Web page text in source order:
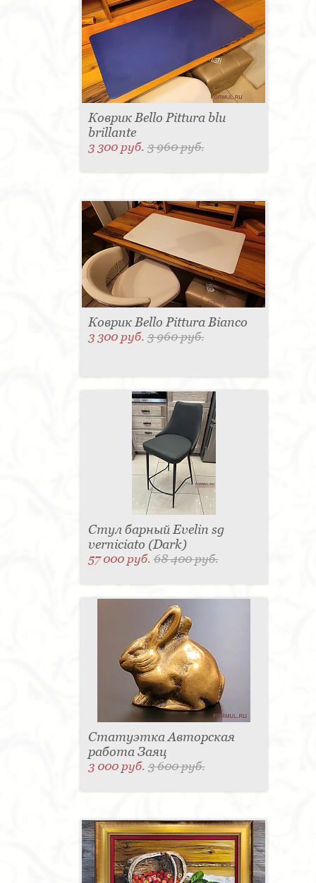
Коврик Bello Pittura blu
brillante
3 300 руб.3 960 руб.
Коврик Bello Pittura Bianco
3 300 руб.3 960 руб.
Стул барный Evelin sg
verniciato (Dark)
57 000 руб.68 400 руб.
Статуэтка Авторская
работа Заяц
3 000 руб.3 600 руб.